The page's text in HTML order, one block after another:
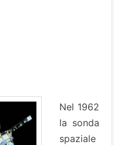
Nel 1962
la sonda
spaziale